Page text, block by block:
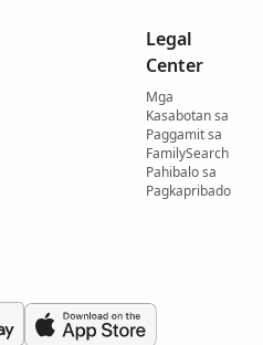
Legal
Center
Mga
Kasabotan sa
Paggamit sa
FamilySearch
Pahibalo sa
Pagkapribado